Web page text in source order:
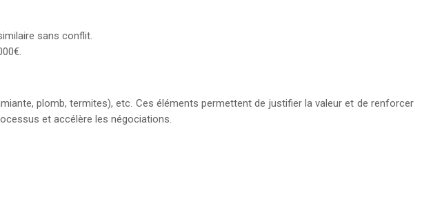
sans conflit.
plomb, termites), etc. Ces éléments permettent de justifier la valeur et de renforcer
et accélère les négociations.